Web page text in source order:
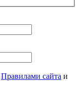
Правилами сайта и